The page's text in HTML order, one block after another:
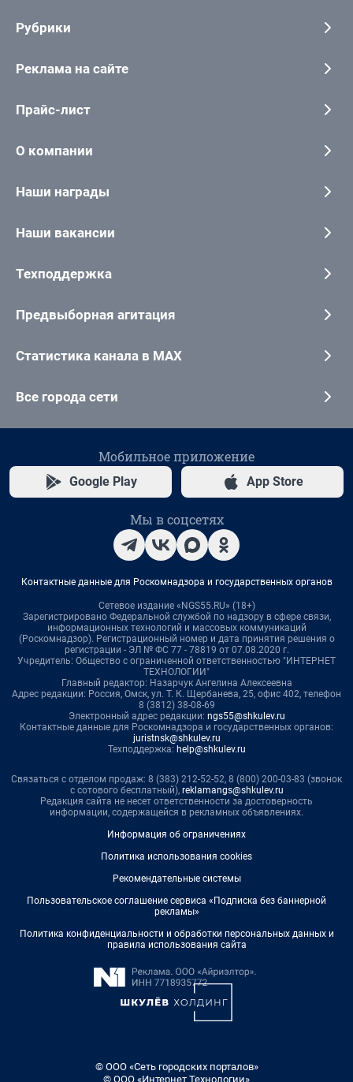
Рубрики
Реклама на сайте
Прайс-лист
О компании
Наши награды
Наши вакансии
Техподдержка
Предвыборная агитация
Статистика канала в MAX
Все города сети
Мобильное приложение
Google Play App Store
Мы в соцсетях
Контактные данные для Роскомнадзора и государственных органов
Сетевое издание «NGS55.RU» (18+)
Зарегистрировано Федеральной службой по надзору в сфере связи,
информационных технологий и массовых коммуникаций
(Роскомнадзор). Регистрационный номер и дата принятия решения о
регистрации - ЭЛ № ФС 77 - 78819 от 07.08.2020 г.
Учредитель: Общество с ограниченной ответственностью "ИНТЕРНЕТ
ТЕХНОЛОГИИ"
Главный редактор: Назарчук Ангелина Алексеевна
Адрес редакции: Россия, Омск, ул. Т. К. Щербанева, 25, офис 402, телефон
8 (3812) 38-08-69
Электронный адрес редакции: ngs55@shkulev.ru
Контактные данные для Роскомнадзора и государственных органов:
juristnsk@shkulev.ru
Техподдержка: help@shkulev.ru
Связаться с отделом продаж: 8 (383) 212-52-52, 8 (800) 200-03-83 (звонок
с сотового бесплатный), reklamangs@shkulev.ru
Редакция сайта не несет ответственности за достоверность
информации, содержащейся в рекламных объявлениях.
Информация об ограничениях
Политика использования cookies
Рекомендательные системы
Пользовательское соглашение сервиса «Подписка без баннерной
рекламы»
Политика конфиденциальности и обработки персональных данных и
правила использования сайта
© ООО «Сеть городских порталов»
© ООО «Интернет Технологии»